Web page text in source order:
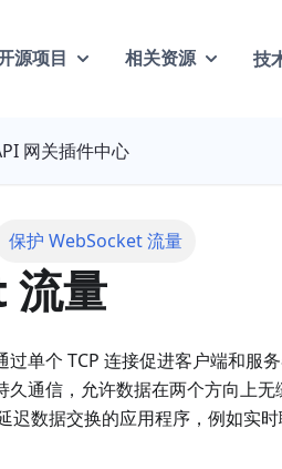
源项目 相关资源 技
网关插件中心
保护 WebSocket 流量
流量
单个 TCP 连接促进客户端和服务
通信，允许数据在两个方向上无
迟数据交换的应用程序，例如实